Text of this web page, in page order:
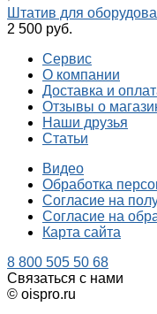
Штатив для
2 500 руб.
Сервис
О компании
Доставка и
Отзывы о
Наши друзья
Статьи
Видео
Обработка
Согласие на
Согласие на
Карта сайта
8 800 505 50 68
Связаться с нами
© oispro.ru